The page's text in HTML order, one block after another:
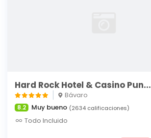
Hard Rock Hotel & Casino Pun...
Bávaro
8.2 Muy bueno (2634 calificaciones)
Todo Incluido